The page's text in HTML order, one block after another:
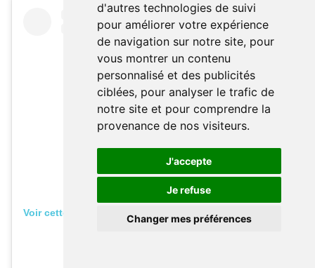
d'autres technologies de suivi
pour améliorer votre expérience
de navigation sur notre site, pour
vous montrer un contenu
personnalisé et des publicités
ciblées, pour analyser le trafic de
notre site et pour comprendre la
provenance de nos visiteurs.
J'accepte
Je refuse
Changer mes préférences
Voir cette publication sur Instagram